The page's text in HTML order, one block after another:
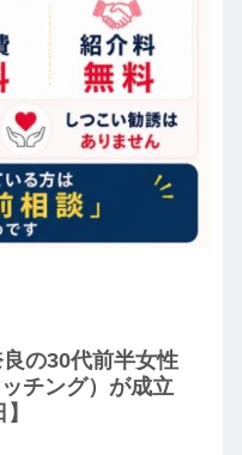
の30代前半女性
チング）が成立